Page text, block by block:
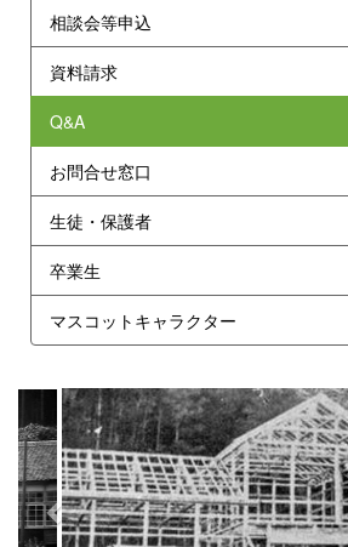
相談会等申込
資料請求
Q&A
お問合せ窓口
生徒・保護者
卒業生
マスコットキャラクター
p
r
e
v
i